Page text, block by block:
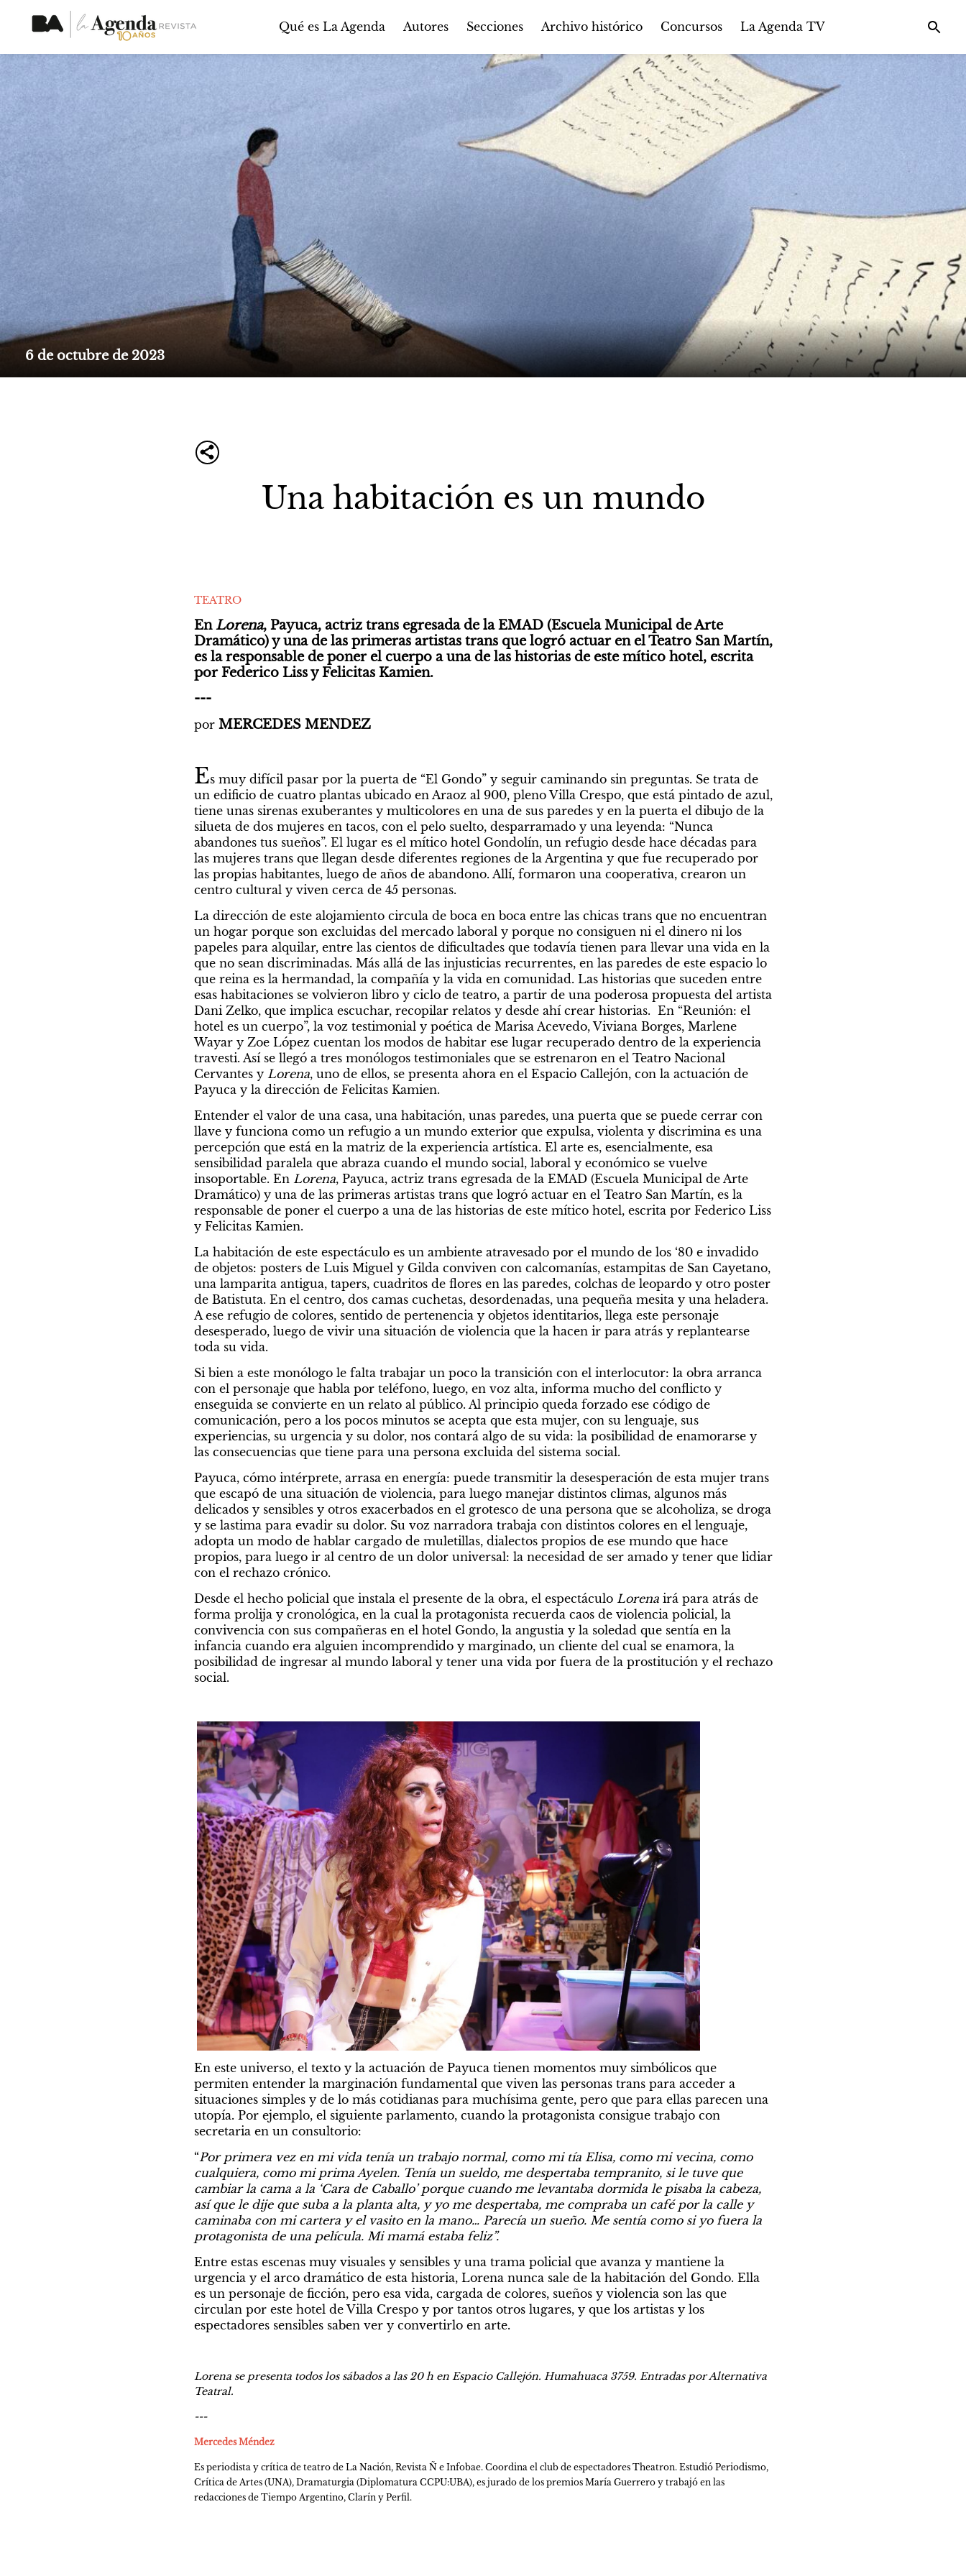
Qué es La Agenda Autores Secciones Archivo histórico Concursos La Agenda TV
6 de octubre de 2023
Una habitación es un mundo
TEATRO
En Lorena, Payuca, actriz trans egresada de la EMAD (Escuela Municipal de Arte
Dramático) y una de las primeras artistas trans que logró actuar en el Teatro San Martín,
es la responsable de poner el cuerpo a una de las historias de este mítico hotel, escrita
por Federico Liss y Felicitas Kamien.
---
por MERCEDES MENDEZ
Es muy difícil pasar por la puerta de “El Gondo” y seguir caminando sin preguntas. Se trata de
un edificio de cuatro plantas ubicado en Araoz al 900, pleno Villa Crespo, que está pintado de azul,
tiene unas sirenas exuberantes y multicolores en una de sus paredes y en la puerta el dibujo de la
silueta de dos mujeres en tacos, con el pelo suelto, desparramado y una leyenda: “Nunca
abandones tus sueños”. El lugar es el mítico hotel Gondolín, un refugio desde hace décadas para
las mujeres trans que llegan desde diferentes regiones de la Argentina y que fue recuperado por
las propias habitantes, luego de años de abandono. Allí, formaron una cooperativa, crearon un
centro cultural y viven cerca de 45 personas.
La dirección de este alojamiento circula de boca en boca entre las chicas trans que no encuentran
un hogar porque son excluidas del mercado laboral y porque no consiguen ni el dinero ni los
papeles para alquilar, entre las cientos de dificultades que todavía tienen para llevar una vida en la
que no sean discriminadas. Más allá de las injusticias recurrentes, en las paredes de este espacio lo
que reina es la hermandad, la compañía y la vida en comunidad. Las historias que suceden entre
esas habitaciones se volvieron libro y ciclo de teatro, a partir de una poderosa propuesta del artista
Dani Zelko, que implica escuchar, recopilar relatos y desde ahí crear historias.  En “Reunión: el
hotel es un cuerpo”, la voz testimonial y poética de Marisa Acevedo, Viviana Borges, Marlene
Wayar y Zoe López cuentan los modos de habitar ese lugar recuperado dentro de la experiencia
travesti. Así se llegó a tres monólogos testimoniales que se estrenaron en el Teatro Nacional
Cervantes y Lorena, uno de ellos, se presenta ahora en el Espacio Callejón, con la actuación de
Payuca y la dirección de Felicitas Kamien.
Entender el valor de una casa, una habitación, unas paredes, una puerta que se puede cerrar con
llave y funciona como un refugio a un mundo exterior que expulsa, violenta y discrimina es una
percepción que está en la matriz de la experiencia artística. El arte es, esencialmente, esa
sensibilidad paralela que abraza cuando el mundo social, laboral y económico se vuelve
insoportable. En Lorena, Payuca, actriz trans egresada de la EMAD (Escuela Municipal de Arte
Dramático) y una de las primeras artistas trans que logró actuar en el Teatro San Martín, es la
responsable de poner el cuerpo a una de las historias de este mítico hotel, escrita por Federico Liss
y Felicitas Kamien.
La habitación de este espectáculo es un ambiente atravesado por el mundo de los ‘80 e invadido
de objetos: posters de Luis Miguel y Gilda conviven con calcomanías, estampitas de San Cayetano,
una lamparita antigua, tapers, cuadritos de flores en las paredes, colchas de leopardo y otro poster
de Batistuta. En el centro, dos camas cuchetas, desordenadas, una pequeña mesita y una heladera.
A ese refugio de colores, sentido de pertenencia y objetos identitarios, llega este personaje
desesperado, luego de vivir una situación de violencia que la hacen ir para atrás y replantearse
toda su vida.
Si bien a este monólogo le falta trabajar un poco la transición con el interlocutor: la obra arranca
con el personaje que habla por teléfono, luego, en voz alta, informa mucho del conflicto y
enseguida se convierte en un relato al público. Al principio queda forzado ese código de
comunicación, pero a los pocos minutos se acepta que esta mujer, con su lenguaje, sus
experiencias, su urgencia y su dolor, nos contará algo de su vida: la posibilidad de enamorarse y
las consecuencias que tiene para una persona excluida del sistema social.
Payuca, cómo intérprete, arrasa en energía: puede transmitir la desesperación de esta mujer trans
que escapó de una situación de violencia, para luego manejar distintos climas, algunos más
delicados y sensibles y otros exacerbados en el grotesco de una persona que se alcoholiza, se droga
y se lastima para evadir su dolor. Su voz narradora trabaja con distintos colores en el lenguaje,
adopta un modo de hablar cargado de muletillas, dialectos propios de ese mundo que hace
propios, para luego ir al centro de un dolor universal: la necesidad de ser amado y tener que lidiar
con el rechazo crónico.
Desde el hecho policial que instala el presente de la obra, el espectáculo Lorena irá para atrás de
forma prolija y cronológica, en la cual la protagonista recuerda caos de violencia policial, la
convivencia con sus compañeras en el hotel Gondo, la angustia y la soledad que sentía en la
infancia cuando era alguien incomprendido y marginado, un cliente del cual se enamora, la
posibilidad de ingresar al mundo laboral y tener una vida por fuera de la prostitución y el rechazo
social.
En este universo, el texto y la actuación de Payuca tienen momentos muy simbólicos que
permiten entender la marginación fundamental que viven las personas trans para acceder a
situaciones simples y de lo más cotidianas para muchísima gente, pero que para ellas parecen una
utopía. Por ejemplo, el siguiente parlamento, cuando la protagonista consigue trabajo con
secretaria en un consultorio:
“Por primera vez en mi vida tenía un trabajo normal, como mi tía Elisa, como mi vecina, como
cualquiera, como mi prima Ayelen. Tenía un sueldo, me despertaba tempranito, si le tuve que
cambiar la cama a la ‘Cara de Caballo’ porque cuando me levantaba dormida le pisaba la cabeza,
así que le dije que suba a la planta alta, y yo me despertaba, me compraba un café por la calle y
caminaba con mi cartera y el vasito en la mano… Parecía un sueño. Me sentía como si yo fuera la
protagonista de una película. Mi mamá estaba feliz”.
Entre estas escenas muy visuales y sensibles y una trama policial que avanza y mantiene la
urgencia y el arco dramático de esta historia, Lorena nunca sale de la habitación del Gondo. Ella
es un personaje de ficción, pero esa vida, cargada de colores, sueños y violencia son las que
circulan por este hotel de Villa Crespo y por tantos otros lugares, y que los artistas y los
espectadores sensibles saben ver y convertirlo en arte.
Lorena se presenta todos los sábados a las 20 h en Espacio Callejón. Humahuaca 3759. Entradas por Alternativa
Teatral.
---
Mercedes Méndez
Es periodista y crítica de teatro de La Nación, Revista Ñ e Infobae. Coordina el club de espectadores Theatron. Estudió Periodismo,
Crítica de Artes (UNA), Dramaturgia (Diplomatura CCPU:UBA), es jurado de los premios María Guerrero y trabajó en las
redacciones de Tiempo Argentino, Clarín y Perfil.